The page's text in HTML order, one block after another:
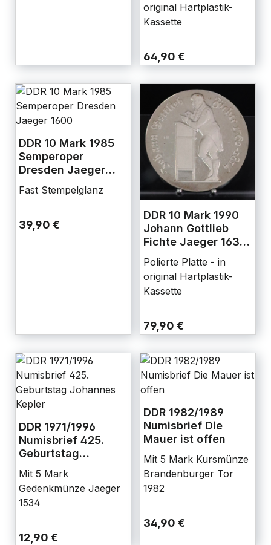
original Hartplastik-
Kassette
64,90 €
DDR 10 Mark 1985
Semperoper
Dresden Jaeger
Fast Stempelglanz
39,90 €
DDR 10 Mark 1990
Johann Gottlieb
Fichte Jaeger 1636
Polierte Platte - in
original Hartplastik-
Kassette
79,90 €
DDR 1971/1996
Numisbrief 425.
Geburtstag
Mit 5 Mark
Gedenkmünze Jaeger
1534
12,90 €
DDR 1982/1989
Numisbrief Die
Mauer ist offen
Mit 5 Mark Kursmünze
Brandenburger Tor
1982
34,90 €